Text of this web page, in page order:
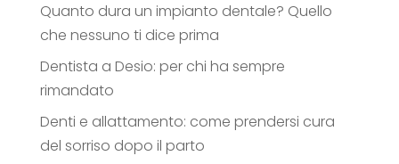
Quanto dura un impianto dentale? Quello
che nessuno ti dice prima
Dentista a Desio: per chi ha sempre
rimandato
Denti e allattamento: come prendersi cura
del sorriso dopo il parto